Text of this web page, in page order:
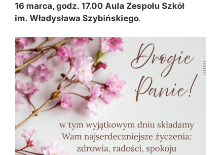
16 marca, godz. 17.00 Aula Zespołu Szkół
im. Władysława Szybińskiego.